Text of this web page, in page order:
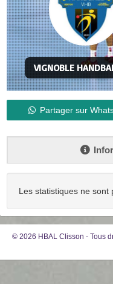
VIGNOBLE
Partager sur
Les statistiques ne sont
© 2026 HBAL Clisson - Tous